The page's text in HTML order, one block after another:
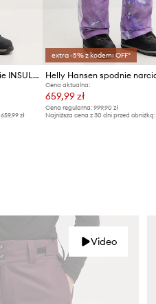
Rossignol spodnie narciarskie INSULATED
659,99 zł
extra -5% z kodem: OFF*
Cena aktualna:
659,99 zł
Cena regularna:999,90 zł
Najniższa cena z 30 dni przed obniżką:
Video